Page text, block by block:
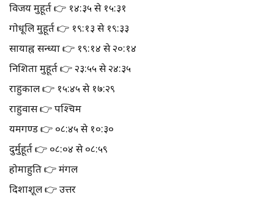
विजय मुहूर्त 👉 १४:३५ से १५:३१
गोधूलि मुहूर्त 👉 १९:१३ से १९:३३
सायाह्न सन्ध्या 👉 १९:१४ से २०:१४
निशिता मुहूर्त 👉 २३:५५ से २४:३५
राहुकाल 👉 १५:४५ से १७:२९
राहुवास 👉 पश्चिम
यमगण्ड 👉 ०८:४५ से १०:३०
दुर्मुहूर्त 👉 ०८:०४ से ०८:५९
होमाहुति 👉 मंगल
दिशाशूल 👉 उत्तर